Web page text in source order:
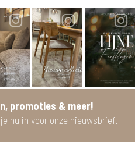
promoties & meer!
nu in voor onze nieuwsbrief.